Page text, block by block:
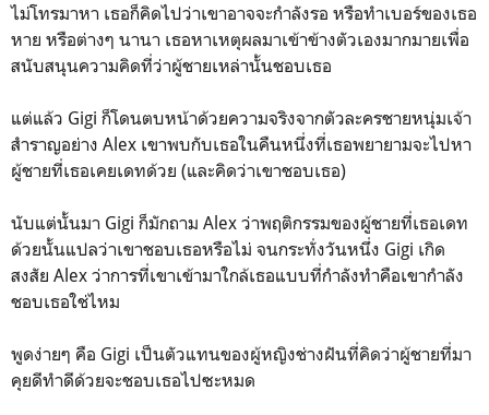
ไม่โทรมาหา เธอก็คิดไปว่าเขาอาจจะกำลังรอ หรือทำเบอร์ของเธอ
หาย หรือต่างๆ นานา เธอหาเหตุผลมาเข้าข้างตัวเองมากมายเพื่อ
สนับสนุนความคิดที่ว่าผู้ชายเหล่านั้นชอบเธอ
แต่แล้ว Gigi ก็โดนตบหน้าด้วยความจริงจากตัวละครชายหนุ่มเจ้า
สำราญอย่าง Alex เขาพบกับเธอในคืนหนึ่งที่เธอพยายามจะไปหา
ผู้ชายที่เธอเคยเดทด้วย (และคิดว่าเขาชอบเธอ)
นับแต่นั้นมา Gigi ก็มักถาม Alex ว่าพฤติกรรมของผู้ชายที่เธอเดท
ด้วยนั้นแปลว่าเขาชอบเธอหรือไม่ จนกระทั่งวันหนึ่ง Gigi เกิด
สงสัย Alex ว่าการที่เขาเข้ามาใกล้เธอแบบที่กำลังทำคือเขากำลัง
ชอบเธอใช่ไหม
พูดง่ายๆ คือ Gigi เป็นตัวแทนของผู้หญิงช่างฝันที่คิดว่าผู้ชายที่มา
คุยดีทำดีด้วยจะชอบเธอไปซะหมด